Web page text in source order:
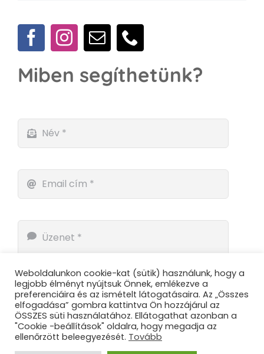
Miben segíthetünk?
Küldés
Weboldalunkon cookie-kat (sütik) használunk, hogy a
legjobb élményt nyújtsuk Önnek, emlékezve a
preferenciáira és az ismételt látogatásaira. Az „Összes
elfogadása” gombra kattintva Ön hozzájárul az
ÖSSZES süti használatához. Ellátogathat azonban a
"Cookie -beállítások" oldalra, hogy megadja az
ellenőrzött beleegyezését. Tovább